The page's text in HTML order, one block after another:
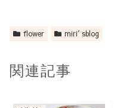
flower miri′sblog
関連記事